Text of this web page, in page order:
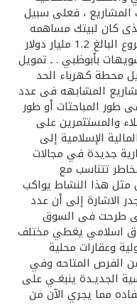
، فعلى سبيل
كان لبيتك مساهمه
بنسـبة 17 % من إجمالي مبلغ المشروع البالغ 1.2 مليار دولار
بأبوظبي . ـ تمويل
محطة كهرباء الحد
المشابهه فى عدد
طور المباحثات أو طور
العملاء والمستثمرين على
الإسلامية إلى
جديدة في مجالات
تتناسب مع
مثل هذا النشاط يواكب
الاشارة إلى أن عدد
طرحت فى السوق
إلى أكثر من 25 صندوق اسلامي يغطي مختلف
وعقارات محلية
وتم تغطيتها بالكامل . 4 ـ من الفرص المتاحه وفي
الجديـدة ينبغـي على
مما يجري الآن من